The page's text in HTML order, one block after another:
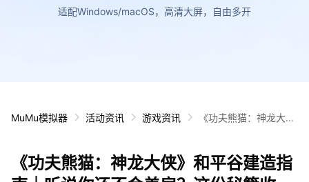
适配Windows/macOS，高清大屏，自由多开
MuMu模拟器 活动资讯 游戏资讯
《功夫熊猫：神龙大
份秘籍收好！（下篇）
《功夫熊猫：神龙大侠》和平谷建造指